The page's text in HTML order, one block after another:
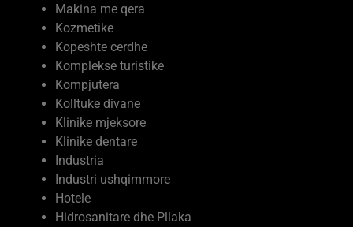
Makina me qera
Kozmetike
Kopeshte cerdhe
Komplekse turistike
Kompjutera
Kolltuke divane
Klinike mjeksore
Klinike dentare
Industria
Industri ushqimmore
Hotele
Hidrosanitare dhe Pllaka